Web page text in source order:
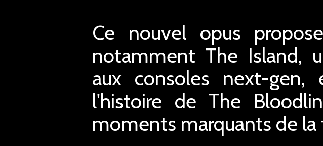
Ce nouvel opus
notamment The Island,
aux consoles next-
l'histoire de The
moments marquants de la